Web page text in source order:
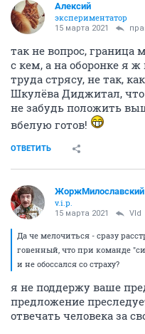
Алексий
экспериментатор
15 марта 2021
так не вопрос,
с кем, а на оборонке я ж
труда стрясу, не так,
Шкулёва Диджитал, что
не забудь положить
вбелую готов!
ОТВЕТИТЬ
ЖоржМилославский
v.i.p.
15 марта 2021 Vld
Да че мелочиться - сразу
говенный, что при команде
и не обоссался со страху?
я не поддержу ваше
предложение
отвечать человека за